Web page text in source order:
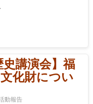
講演会】福
化財につい
動報告